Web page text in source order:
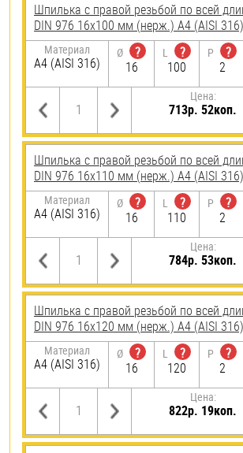
Шпилька с правой резьбой по всей
DIN 976 16х100 мм (нерж.) A4 (AISI 316)
Материал
A4 (AISI 316)
Ø
?
16
L
?
100
P
?
2
Цена:
713р. 52коп.
Шпилька с правой резьбой по всей
DIN 976 16х110 мм (нерж.) A4 (AISI 316)
Материал
A4 (AISI 316)
Ø
?
16
L
?
110
P
?
2
Цена:
784р. 53коп.
Шпилька с правой резьбой по всей
DIN 976 16х120 мм (нерж.) A4 (AISI 316)
Материал
A4 (AISI 316)
Ø
?
16
L
?
120
P
?
2
Цена:
822р. 19коп.